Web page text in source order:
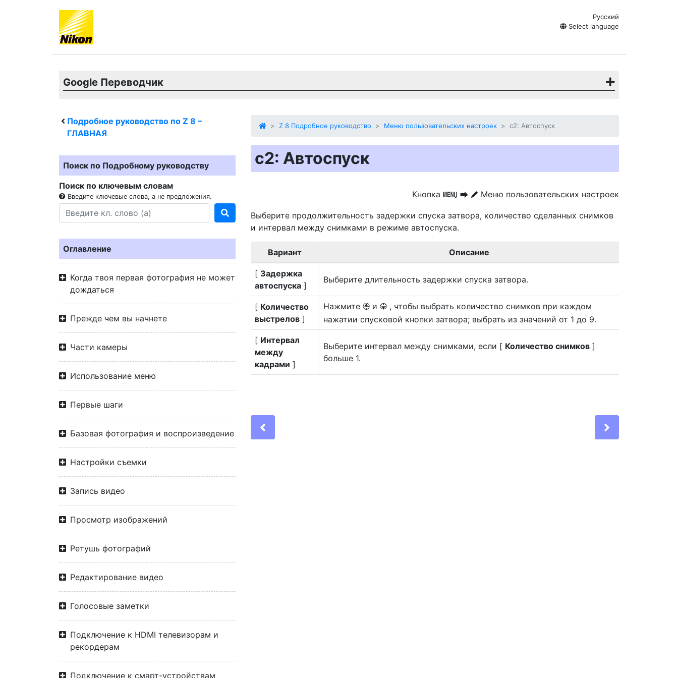
Русский
Select language
Google Переводчик
Подробное руководство по Z 8 –
ГЛАВНАЯ
Поиск по Подробному руководству
Поиск по ключевым словам
Введите ключевые слова, а не предложения.
Оглавление
Когда твоя первая фотография не может
дождаться
Прежде чем вы начнете
Части камеры
Использование меню
Первые шаги
Базовая фотография и воспроизведение
Настройки съемки
Запись видео
Просмотр изображений
Ретушь фотографий
Редактирование видео
Голосовые заметки
Подключение к HDMI телевизорам и
рекордерам
Подключение к смарт-устройствам
Z 8 Подробное руководство Меню пользовательских настроек c2: Автоспуск
c2: Автоспуск
Кнопка G U A Меню пользовательских настроек
Выберите продолжительность задержки спуска затвора, количество сделанных снимков
и интервал между снимками в режиме автоспуска.
Вариант Описание
[ Задержка
автоспуска ]
Выберите длительность задержки спуска затвора.
[ Количество
выстрелов ]
Нажмите 1 и 3 , чтобы выбрать количество снимков при каждом
нажатии спусковой кнопки затвора; выбрать из значений от 1 до 9.
[ Интервал
между
кадрами ]
Выберите интервал между снимками, если [ Количество снимков ]
больше 1.